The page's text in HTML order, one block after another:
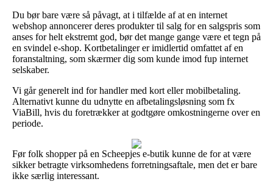
Du bør bare være så påvagt, at i tilfælde af at en internet
webshop annoncerer deres produkter til salg for en salgspris som
anses for helt ekstremt god, bør det mange gange være et tegn på
en svindel e-shop. Kortbetalinger er imidlertid omfattet af en
foranstaltning, som skærmer dig som kunde imod fup internet
selskaber.
Vi går generelt ind for handler med kort eller mobilbetaling.
Alternativt kunne du udnytte en afbetalingsløsning som fx
ViaBill, hvis du foretrækker at godtgøre omkostningerne over en
periode.
Før folk shopper på en Scheepjes e-butik kunne de for at være
sikker betragte virksomhedens forretningsaftale, men det er bare
ikke særlig interessant.